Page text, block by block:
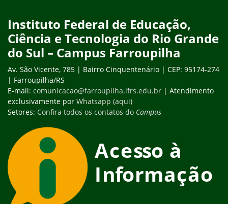
Instituto Federal de Educação,
Ciência e Tecnologia do Rio Grande
do Sul – Campus Farroupilha
Av. São Vicente, 785 | Bairro Cinquentenário | CEP: 95174-274
| Farroupilha/RS
E-mail: comunicacao@farroupilha.ifrs.edu.br | Atendimento
exclusivamente por Whatsapp (aqui)
Setores: Confira todos os contatos do Campus